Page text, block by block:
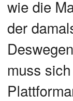
wie die
der
muss